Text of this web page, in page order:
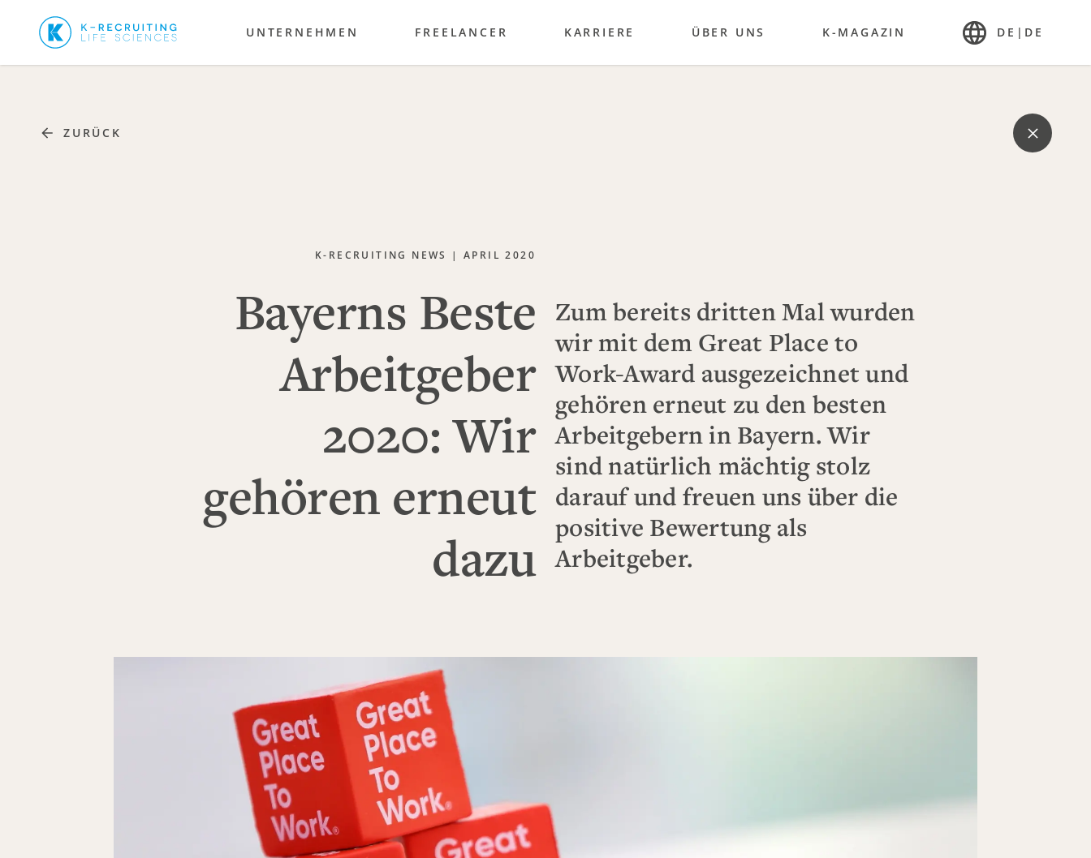
UNTERNEHMEN FREELANCER KARRIERE ÜBER UNS K-MAGAZIN DE | DE
ZURÜCK
K-RECRUITING NEWS | APRIL 2020
Bayerns Beste
Arbeitgeber
2020: Wir
gehören erneut
dazu
Zum bereits dritten Mal wurden
wir mit dem Great Place to
Work-Award ausgezeichnet und
gehören erneut zu den besten
Arbeitgebern in Bayern. Wir
sind natürlich mächtig stolz
darauf und freuen uns über die
positive Bewertung als
Arbeitgeber.